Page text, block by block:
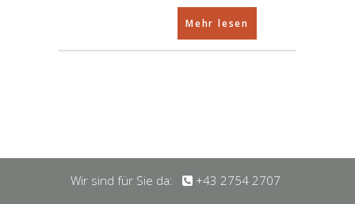
Mehr lesen
Wir sind für Sie da: +43 2754 2707